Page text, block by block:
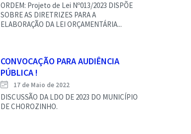
ORDEM: Projeto de Lei Nº013/2023 DISPÕE
SOBRE AS DIRETRIZES PARA A
ELABORAÇÃO DA LEI ORÇAMENTÁRIA...
CONVOCAÇÃO PARA AUDIÊNCIA
PÚBLICA !
17 de Maio de 2022
DISCUSSÃO DA LDO DE 2023 DO MUNICÍPIO
DE CHOROZINHO.